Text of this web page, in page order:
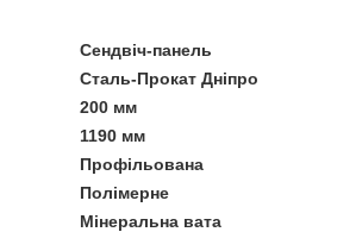
Сендвіч-панель
Сталь-Прокат Дніпро
200 мм
1190 мм
Профільована
Полімерне
Мінеральна вата